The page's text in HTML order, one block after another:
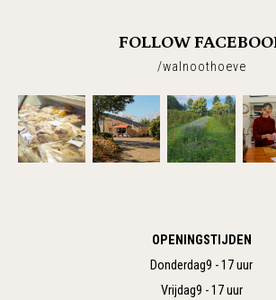
FOLLOW
/walnoothoeve
OPENINGSTIJDEN
Donderdag9 - 17 uur
Vrijdag9 - 17 uur